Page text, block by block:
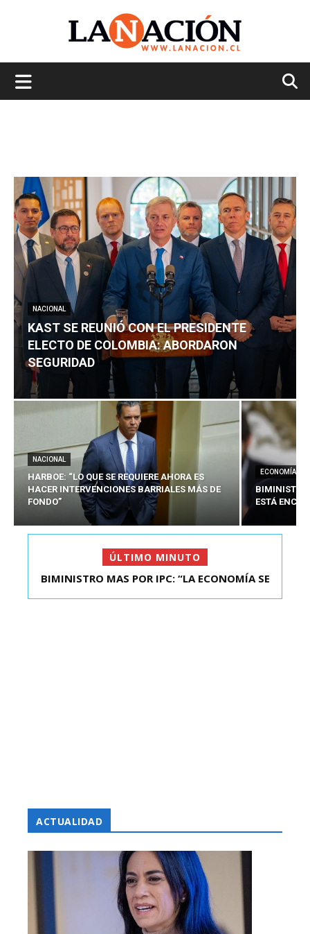
NACIONAL
KAST SE REUNIÓ CON EL PRESIDENTE
ELECTO DE COLOMBIA: ABORDARON
SEGURIDAD
NACIONAL
HARBOE: “LO QUE SE REQUIERE AHORA ES
HACER INTERVENCIONES BARRIALES MÁS DE
FONDO”
ECONOMÍA
BIMINISTRO
ESTÁ
ÚLTIMO MINUTO
KAST SE REUNIÓ CON EL PRESIDENTE ELECTO DE
BIMINISTRO MAS POR IPC: “LA ECONOMÍA SE
ACTUALIDAD